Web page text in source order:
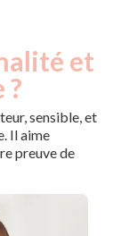
et
?
sensible, et
Il aime
preuve de